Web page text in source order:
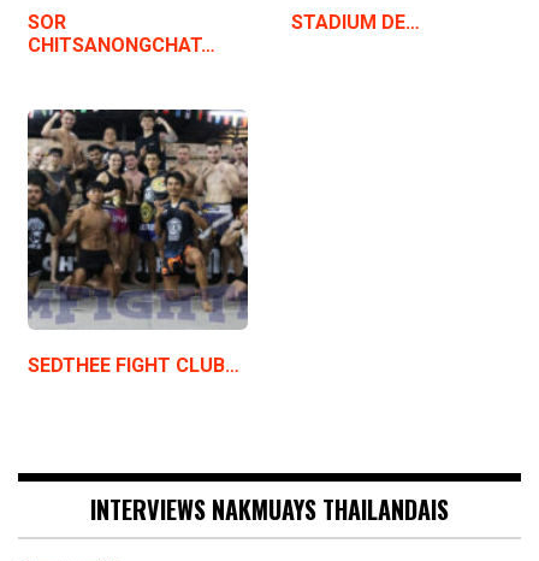
SOR
CHITSANONGCHAT…
STADIUM DE…
SEDTHEE FIGHT CLUB…
INTERVIEWS NAKMUAYS THAILANDAIS